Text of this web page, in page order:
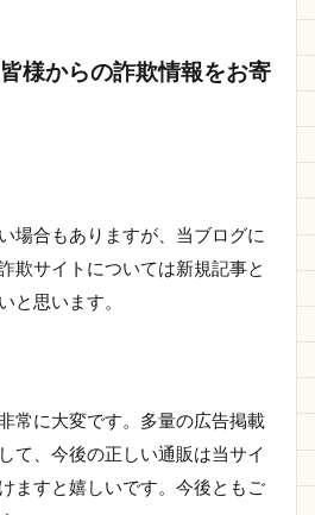
様からの詐欺情報をお寄
場合もありますが、当ブログに
欺サイトについては新規記事と
と思います。
常に大変です。多量の広告掲載
て、今後の正しい通販は当サイ
ますと嬉しいです。今後ともご